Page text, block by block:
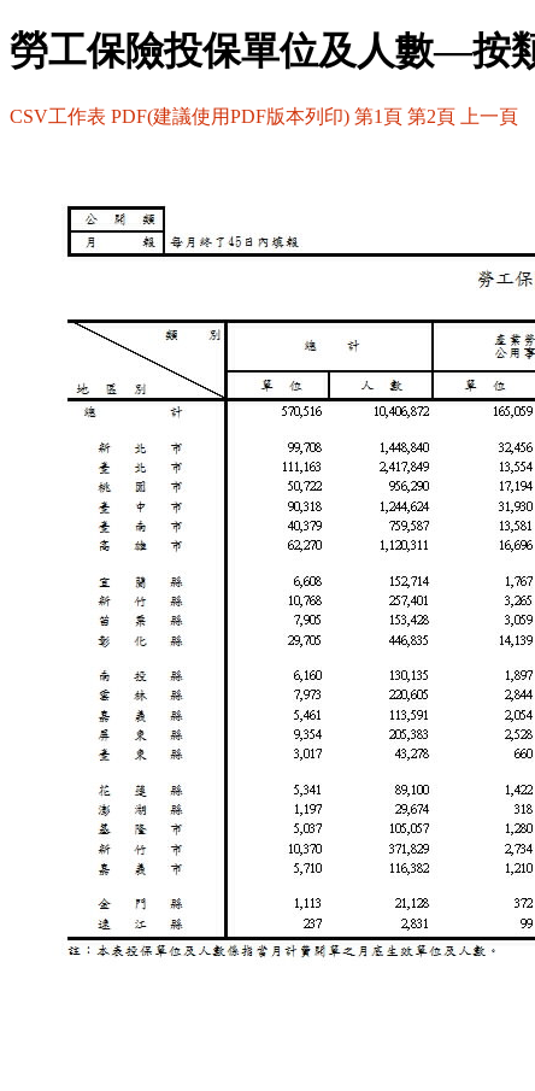
勞工保險投保單位及人數—按
CSV工作表 PDF(建議使用PDF版本列印) 第1頁 第2頁 上一頁